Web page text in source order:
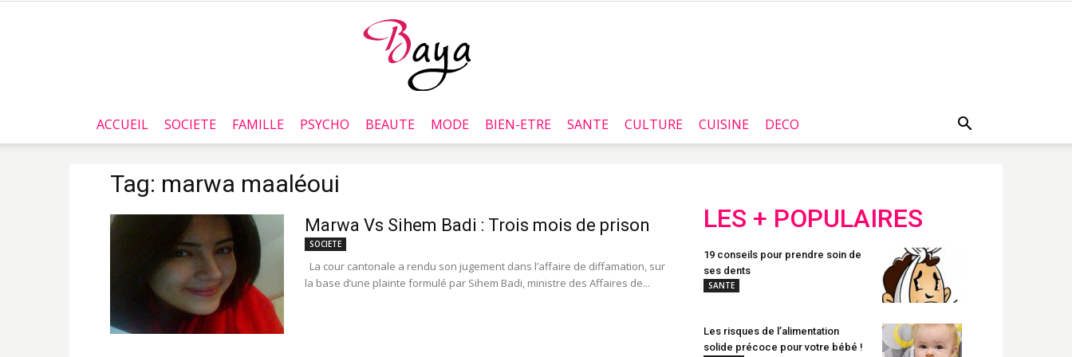
Baya.tn
ACCUEIL SOCIETE FAMILLE PSYCHO BEAUTE MODE BIEN-ETRE SANTE CULTURE CUISINE DECO
Tag: marwa maaléoui
Marwa Vs Sihem Badi : Trois mois de prison
SOCIETE
La cour cantonale a rendu son jugement dans l’affaire de diffamation, sur
la base d’une plainte formulé par Sihem Badi, ministre des Affaires de...
LES + POPULAIRES
19 conseils pour prendre soin de
ses dents
SANTE
Les risques de l’alimentation
solide précoce pour votre bébé !